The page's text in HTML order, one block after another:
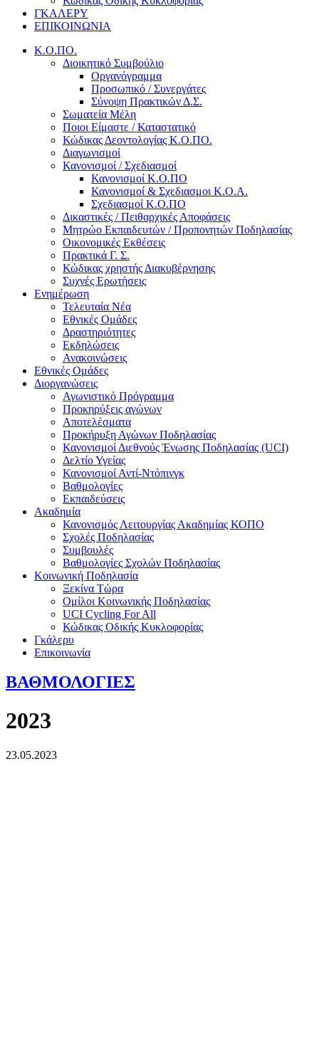
ΓΚΑΛΕΡΥ
ΕΠΙΚΟΙΝΩΝΙΑ
Κ.Ο.ΠΟ.
Διοικητικό Συμβούλιο
Οργανόγραμμα
Προσωπικό / Συνεργάτες
Σύνοψη Πρακτικών Δ.Σ.
Σωματεία Μέλη
Ποιοι Είμαστε / Καταστατικό
Κώδικας Δεοντολογίας Κ.Ο.ΠΟ.
Διαγωνισμοί
Κανονισμοί / Σχεδιασμοί
Κανονισμοί Κ.Ο.ΠΟ
Κανονισμοί & Σχεδιασμοι Κ.Ο.Α.
Σχεδιασμοί Κ.Ο.ΠΟ
Δικαστικές / Πειθαρχικές Αποφάσεις
Μητρώο Εκπαιδευτών / Προπονητών Ποδηλασίας
Οικονομικές Εκθέσεις
Πρακτικά Γ. Σ.
Κώδικας χρηστής Διακυβέρνησης
Συχνές Ερωτήσεις
Ενημέρωση
Τελευταία Νέα
Εθνικές Ομάδες
Δραστηριότητες
Εκδηλώσεις
Ανακοινώσεις
Εθνικές Ομάδες
Διοργανώσεις
Αγωνιστικό Πρόγραμμα
Προκηρύξεις αγώνων
Αποτελέσματα
Προκήρυξη Αγώνων Ποδηλασίας
Κανονισμοί Διεθνούς Ένωσης Ποδηλασίας (UCI)
Δελτίο Υγείας
Κανονισμοί Αντί-Ντόπινγκ
Βαθμολογίες
Εκπαιδεύσεις
Ακαδημία
Κανονισμός Λειτουργίας Ακαδημίας ΚΟΠΟ
Σχολές Ποδηλασίας
Συμβουλές
Βαθμολογίες Σχολών Ποδηλασίας
Κοινωνική Ποδηλασία
Ξεκίνα Τώρα
Ομίλοι Κοινωνικής Ποδηλασίας
UCI Cycling For All
Κώδικας Οδικής Κυκλοφορίας
Γκάλερυ
Επικοινωνία
ΒΑΘΜΟΛΟΓΙΕΣ
2023
23.05.2023